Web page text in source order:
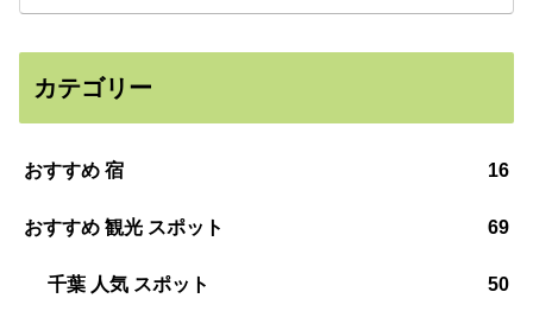
カテゴリー
おすすめ 宿 16
おすすめ 観光 スポット 69
千葉 人気 スポット 50